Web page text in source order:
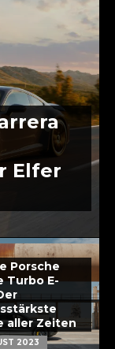
Elfer
Porsche
Turbo E-
aller Zeiten
2023